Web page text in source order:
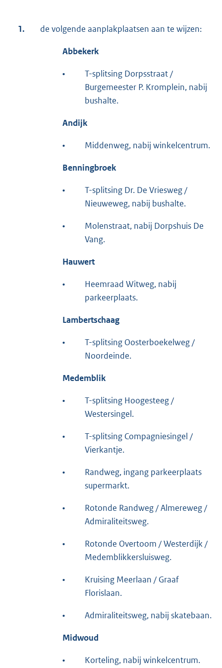
1. de volgende aanplakplaatsen aan te wijzen:
Abbekerk
•
T-splitsing Dorpsstraat /
Burgemeester P. Kromplein, nabij
bushalte.
Andijk
• Middenweg, nabij winkelcentrum.
Benningbroek
•
T-splitsing Dr. De Vriesweg /
Nieuweweg, nabij bushalte.
•
Molenstraat, nabij Dorpshuis De
Vang.
Hauwert
•
Heemraad Witweg, nabij
parkeerplaats.
Lambertschaag
•
T-splitsing Oosterboekelweg /
Noordeinde.
Medemblik
•
T-splitsing Hoogesteeg /
Westersingel.
•
T-splitsing Compagniesingel /
Vierkantje.
•
Randweg, ingang parkeerplaats
supermarkt.
•
Rotonde Randweg / Almereweg /
Admiraliteitsweg.
•
Rotonde Overtoom / Westerdijk /
Medemblikkersluisweg.
•
Kruising Meerlaan / Graaf
Florislaan.
• Admiraliteitsweg, nabij skatebaan.
Midwoud
• Korteling, nabij winkelcentrum.